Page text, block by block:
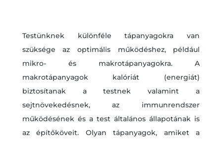
Testünknek különféle tápanyagokra van
szüksége az optimális működéshez, például
mikro- és makrotápanyagokra. A
makrotápanyagok kalóriát (energiát)
biztosítanak a testnek valamint a
sejtnövekedésnek, az immunrendszer
működésének és a test általános állapotának is
az építőköveit. Olyan tápanyagok, amiket a